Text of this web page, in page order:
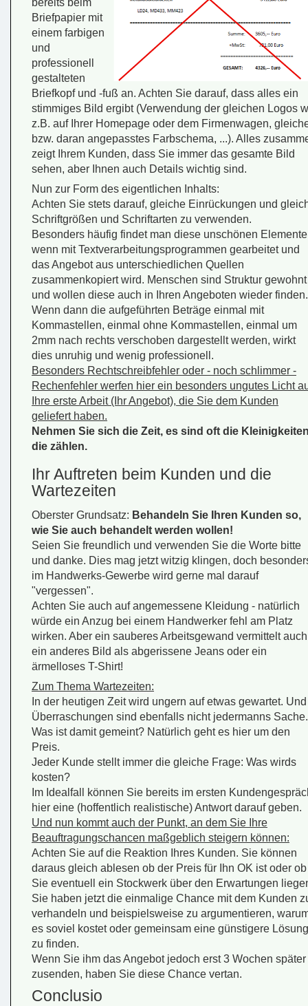
Briefpapier mit
einem farbigen
und
professionell
gestalteten
Briefkopf und -fuß an. Achten Sie darauf, dass alles ein
stimmiges Bild ergibt (Verwendung der gleichen Logos
z.B. auf Ihrer Homepage oder dem Firmenwagen,
bzw. daran angepasstes Farbschema, ...). Alles
zeigt Ihrem Kunden, dass Sie immer das gesamte Bild
sehen, aber Ihnen auch Details wichtig sind.
Nun zur Form des eigentlichen Inhalts:
Achten Sie stets darauf, gleiche Einrückungen und
Schriftgrößen und Schriftarten zu verwenden.
Besonders häufig findet man diese unschönen
wenn mit Textverarbeitungsprogrammen gearbeitet und
das Angebot aus unterschiedlichen Quellen
zusammenkopiert wird. Menschen sind Struktur gewohnt
und wollen diese auch in Ihren Angeboten wieder finden.
Wenn dann die aufgeführten Beträge einmal mit
Kommastellen, einmal ohne Kommastellen, einmal um
2mm nach rechts verschoben dargestellt werden, wirkt
dies unruhig und wenig professionell.
Besonders Rechtschreibfehler oder - noch schlimmer -
Rechenfehler werfen hier ein besonders ungutes Licht
Ihre erste Arbeit (Ihr Angebot), die Sie dem Kunden
geliefert haben.
Nehmen Sie sich die Zeit, es sind oft die
die zählen.
Ihr Auftreten beim Kunden und die
Wartezeiten
Oberster Grundsatz: Behandeln Sie Ihren Kunden so,
wie Sie auch behandelt werden wollen!
Seien Sie freundlich und verwenden Sie die Worte bitte
und danke. Dies mag jetzt witzig klingen, doch
im Handwerks-Gewerbe wird gerne mal darauf
"vergessen".
Achten Sie auch auf angemessene Kleidung - natürlich
würde ein Anzug bei einem Handwerker fehl am Platz
wirken. Aber ein sauberes Arbeitsgewand vermittelt auch
ein anderes Bild als abgerissene Jeans oder ein
ärmelloses T-Shirt!
Zum Thema Wartezeiten:
In der heutigen Zeit wird ungern auf etwas gewartet. Und
Überraschungen sind ebenfalls nicht jedermanns Sache.
Was ist damit gemeint? Natürlich geht es hier um den
Preis.
Jeder Kunde stellt immer die gleiche Frage: Was wirds
kosten?
Im Idealfall können Sie bereits im ersten
hier eine (hoffentlich realistische) Antwort darauf geben.
Und nun kommt auch der Punkt, an dem Sie Ihre
Beauftragungschancen maßgeblich steigern können:
Achten Sie auf die Reaktion Ihres Kunden. Sie können
daraus gleich ablesen ob der Preis für Ihn OK ist oder ob
Sie eventuell ein Stockwerk über den Erwartungen
Sie haben jetzt die einmalige Chance mit dem Kunden
verhandeln und beispielsweise zu argumentieren,
es soviel kostet oder gemeinsam eine günstigere Lösung
zu finden.
Wenn Sie ihm das Angebot jedoch erst 3 Wochen später
zusenden, haben Sie diese Chance vertan.
Conclusio